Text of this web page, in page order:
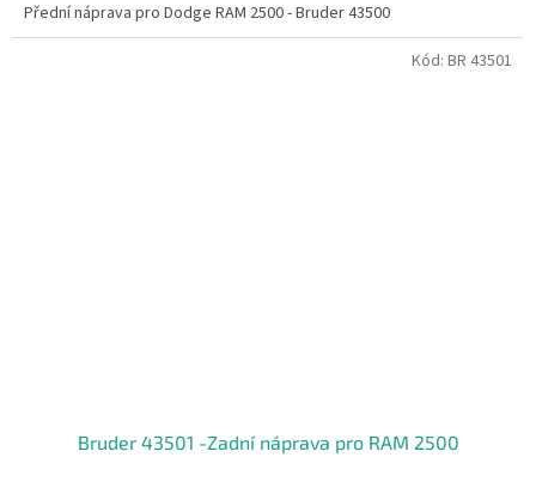
z
5
Přední náprava pro Dodge RAM 2500 - Bruder 43500
Bruder 43501 -Zadní náprava pro RAM 2500
Kód: BR 43501